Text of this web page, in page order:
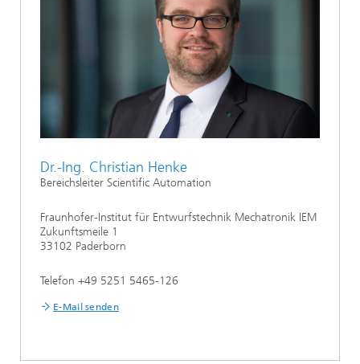
Dr.-Ing. Christian Henke
Bereichsleiter Scientific Automation
Fraunhofer-Institut für Entwurfstechnik Mechatronik IEM
Zukunftsmeile 1
33102 Paderborn
Telefon +49 5251 5465-126
E-Mail senden